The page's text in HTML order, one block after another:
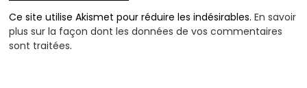
Ce site utilise Akismet pour réduire les indésirables.En savoir
plus sur la façon dont les données de vos commentaires
sont traitées.